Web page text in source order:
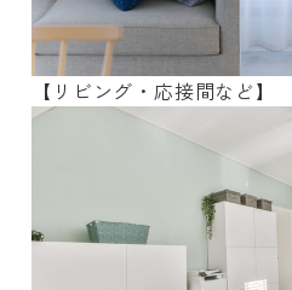
【リビング・応接間など】